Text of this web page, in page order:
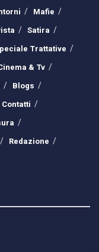
Mafie
Satira
Trattative
& Tv
Blogs
Contatti
Redazione